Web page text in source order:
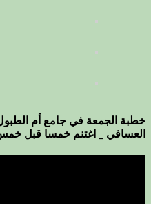
خطبة الجمعة في جامع أم
العسافي _ اغتنم خمسا قبل